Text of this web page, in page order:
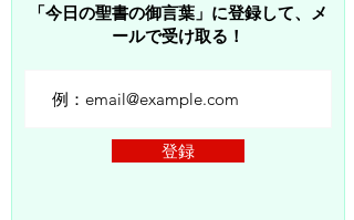
「今日の聖書の御言葉」に登録して、メ
ールで受け取る！
登録